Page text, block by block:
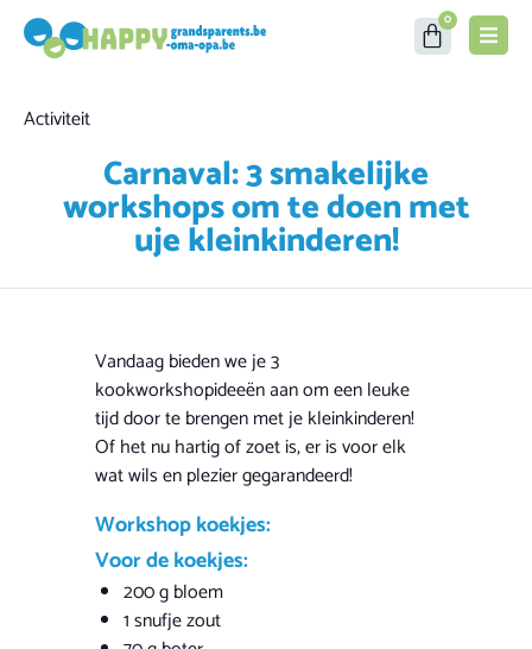
0
Carnaval: 3 smakelijke
workshops om te doen met
uje kleinkinderen!
Category
Activiteit
Vandaag bieden we je 3
kookworkshopideeën aan om een leuke
tijd door te brengen met je kleinkinderen!
Of het nu hartig of zoet is, er is voor elk
wat wils en plezier gegarandeerd!
Workshop koekjes:
Voor de koekjes:
200 g bloem
1 snufje zout